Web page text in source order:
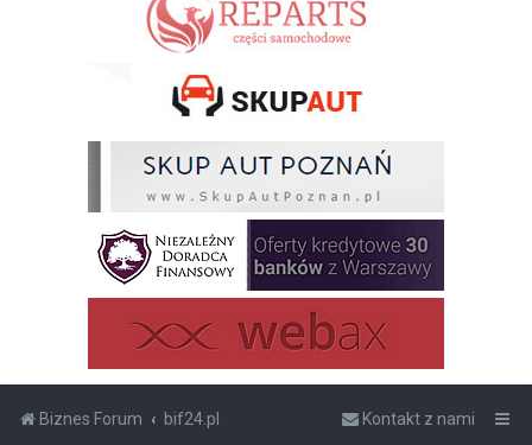
Biznes Forum bif24.pl Kontakt z nami